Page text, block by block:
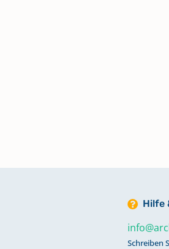
Hilfe
Schreiben